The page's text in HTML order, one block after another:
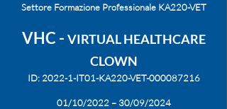
Settore Formazione Professionale KA220-VET
VHC - VIRTUAL HEALTHCARE
CLOWN
ID: 2022-1-IT01-KA220-VET-000087216
01/10/2022 – 30/09/2024